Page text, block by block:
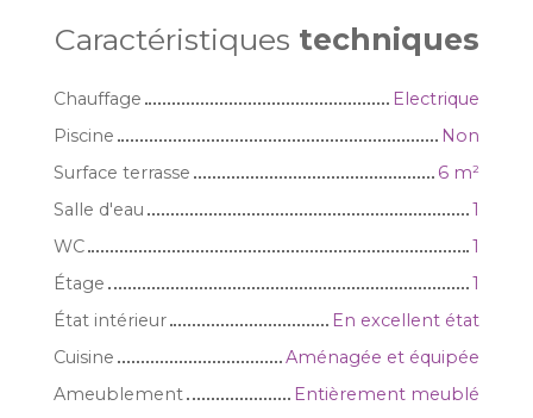
Caractéristiques techniques
Chauffage
Electrique
Piscine
Non
Surface terrasse
6 m²
Salle d'eau
1
WC
1
Étage
1
État intérieur
En excellent état
Cuisine
Aménagée et équipée
Ameublement
Entièrement meublé